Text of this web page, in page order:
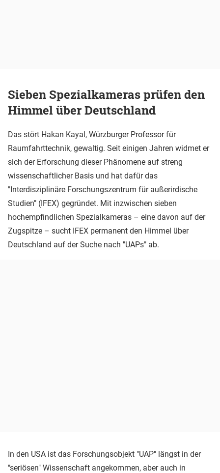
Sieben Spezialkameras prüfen den
Himmel über Deutschland
Das stört Hakan Kayal, Würzburger Professor für
Raumfahrttechnik, gewaltig. Seit einigen Jahren widmet er
sich der Erforschung dieser Phänomene auf streng
wissenschaftlicher Basis und hat dafür das
"Interdisziplinäre Forschungszentrum für außerirdische
Studien" (IFEX) gegründet. Mit inzwischen sieben
hochempfindlichen Spezialkameras – eine davon auf der
Zugspitze – sucht IFEX permanent den Himmel über
Deutschland auf der Suche nach "UAPs" ab.
In den USA ist das Forschungsobjekt "UAP" längst in der
"seriösen" Wissenschaft angekommen, aber auch in